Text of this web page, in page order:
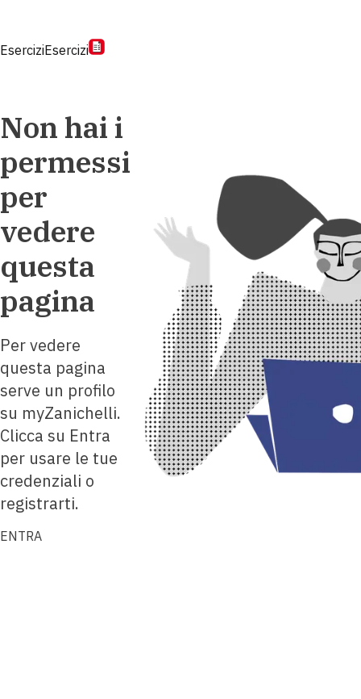
EserciziEsercizi
Non hai i
permessi
per
vedere
questa
pagina
Per vedere
questa pagina
serve un profilo
su myZanichelli.
Clicca su Entra
per usare le tue
credenziali o
registrarti.
ENTRA